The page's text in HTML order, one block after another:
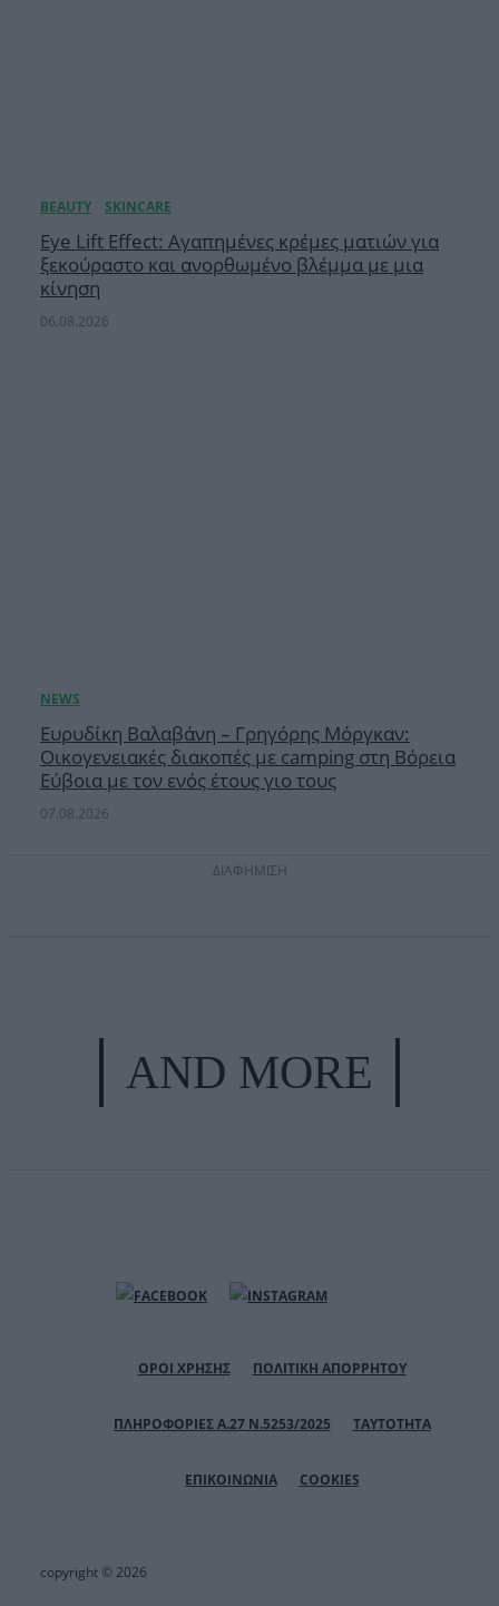
Eye Lift Effect: Αγαπημένες κρέμες ματιών για
ξεκούραστο και ανορθωμένο βλέμμα με μια
κίνηση
06.08.2026
Ευρυδίκη Βαλαβάνη – Γρηγόρης Μόργκαν:
Οικογενειακές διακοπές με camping στη Βόρεια
Εύβοια με τον ενός έτους γιο τους
07.08.2026
ΔΙΑΦΗΜΙΣΗ
AND MORE
ΟΡΟΙ ΧΡΗΣΗΣ ΠΟΛΙΤΙΚΗ ΑΠΟΡΡΗΤΟΥ
ΠΛΗΡΟΦΟΡΙΕΣ Α.27 Ν.5253/2025 ΤΑΥΤΟΤΗΤΑ
ΕΠΙΚΟΙΝΩΝΙΑ COOKIES
copyright © 2026